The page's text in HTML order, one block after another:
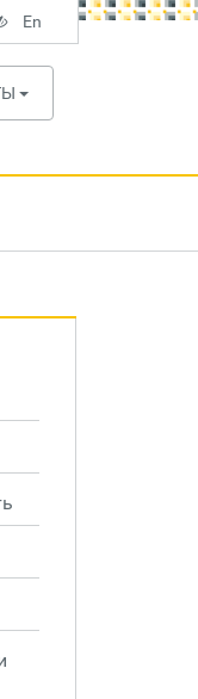
Версия
для
слабовидящих
En
English